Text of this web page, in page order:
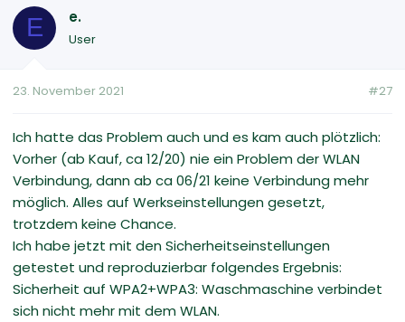
E e.
User
23. November 2021 #27
Ich hatte das Problem auch und es kam auch plötzlich:
Vorher (ab Kauf, ca 12/20) nie ein Problem der WLAN
Verbindung, dann ab ca 06/21 keine Verbindung mehr
möglich. Alles auf Werkseinstellungen gesetzt,
trotzdem keine Chance.
Ich habe jetzt mit den Sicherheitseinstellungen
getestet und reproduzierbar folgendes Ergebnis:
Sicherheit auf WPA2+WPA3: Waschmaschine verbindet
sich nicht mehr mit dem WLAN.